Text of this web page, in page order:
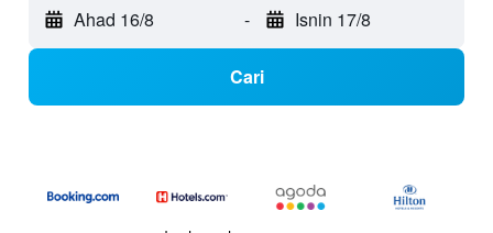
Ahad 16/8 - Isnin 17/8
Cari